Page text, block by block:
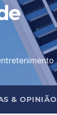
& OPINIÃO